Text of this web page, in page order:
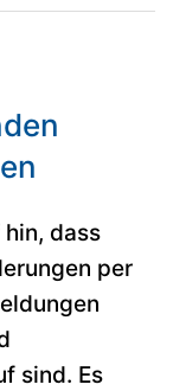
dass
per
sind. Es